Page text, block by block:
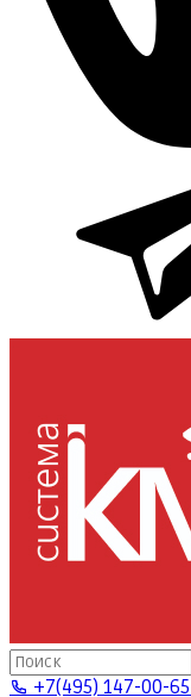
+7(495) 147-00-65